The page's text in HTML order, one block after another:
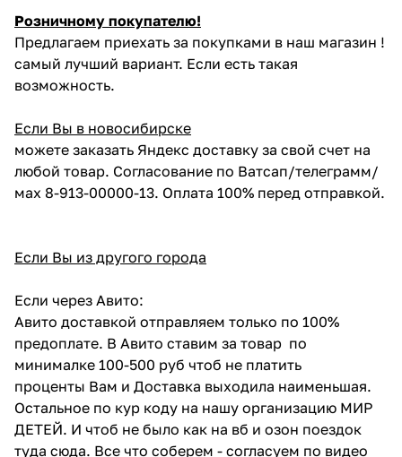
Розничному покупателю!
Предлагаем приехать за покупками в наш магазин !
самый лучший вариант. Если есть такая
возможность.
Если Вы в новосибирске
можете заказать Яндекс доставку за свой счет на
любой товар. Согласование по Ватсап/телеграмм/
мах 8-913-00000-13. Оплата 100% перед отправкой.
Если Вы из другого города
Если через Авито:
Авито доставкой отправляем только по 100%
предоплате. В Авито ставим за товар по
минималке 100-500 руб чтоб не платить
проценты Вам и Доставка выходила наименьшая.
Остальное по кур коду на нашу организацию МИР
ДЕТЕЙ. И чтоб не было как на вб и озон поездок
туда сюда. Все что соберем - согласуем по видео